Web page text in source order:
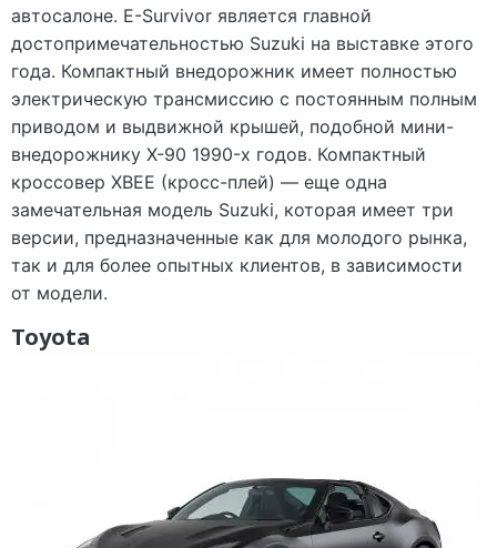
автосалоне. E-Survivor является главной
достопримечательностью Suzuki на выставке этого
года. Компактный внедорожник имеет полностью
электрическую трансмиссию с постоянным полным
приводом и выдвижной крышей, подобной мини-
внедорожнику X-90 1990-х годов. Компактный
кроссовер XBEE (кросс-плей) — еще одна
замечательная модель Suzuki, которая имеет три
версии, предназначенные как для молодого рынка,
так и для более опытных клиентов, в зависимости
от модели.
Toyota